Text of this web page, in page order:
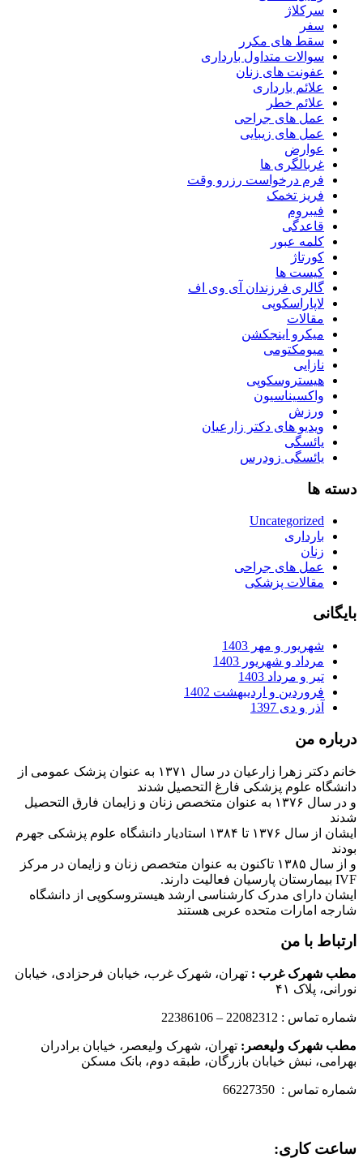
سرکلاژ
سفر
سقط های مکرر
سوالات متداول بارداری
عفونت های زنان
علائم بارداری
علائم خطر
عمل های جراحی
عمل های زیبایی
عوارض
غربالگری ها
فرم درخواست رزرو وقت
فریز تخمک
فیبروم
قاعدگی
کلمه عبور
کورتاژ
کیست ها
گالری فرزندان آی وی اف
لاپاراسکوپی
مقالات
میکرو اینجکشن
میومکتومی
نازایی
هیستروسکوپی
واکسیناسیون
ورزش
ویدیو های دکتر زارعیان
یائسگی
یائسگی زودرس
دسته ها
Uncategorized
بارداری
زنان
عمل های جراحی
مقالات پزشکی
بایگانی
شهریور و مهر 1403
مرداد و شهریور 1403
تیر و مرداد 1403
فروردین و اردیبهشت 1402
آذر و دی 1397
درباره من
خانم دکتر زهرا زارعیان در سال ۱۳۷۱ به عنوان پزشک عمومی از
دانشگاه علوم پزشکی فارغ التحصیل شدند
و در سال ۱۳۷۶ به عنوان متخصص زنان و زایمان فارق التحصیل
شدند
ایشان از سال ۱۳۷۶ تا ۱۳۸۴ استادیار دانشگاه علوم پزشکی جهرم
بودند
و از سال ۱۳۸۵ تاکنون به عنوان متخصص زنان و زایمان در مرکز
IVF بیمارستان پارسیان فعالیت دارند.
ایشان دارای مدرک کارشناسی ارشد هیستروسکوپی از دانشگاه
شارجه امارات متحده عربی هستند
ارتباط با من
مطب شهرک غرب : تهران، شهرک غرب، خیابان فرحزادی، خیابان
نورانی، پلاک ۴۱
شماره تماس : 22082312 – 22386106
مطب شهرک ولیعصر: تهران، شهرک ولیعصر، خیابان برادران
بهرامی، نبش خیابان بازرگان، طبقه دوم، بانک مسکن
شماره تماس : 66227350
ساعت کاری: